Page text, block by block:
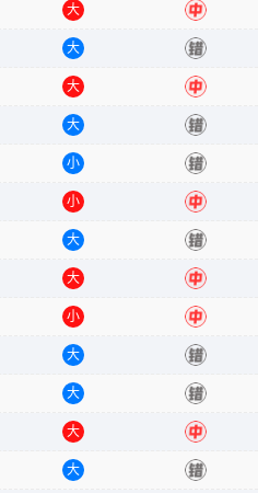
大 中
大 错
大 中
大 错
小 错
小 中
大 错
大 中
小 中
大 错
大 错
大 中
大 错